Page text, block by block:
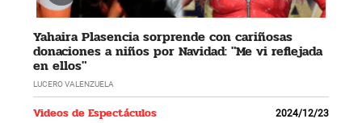
Yahaira Plasencia sorprende con cariñosas
donaciones a niños por Navidad: "Me vi reflejada
en ellos"
LUCERO VALENZUELA
Videos de Espectáculos 2024/12/23